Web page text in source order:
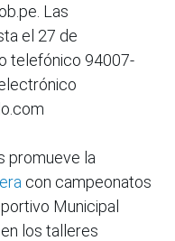
Las
el 27 de
telefónico 94007-
promueve la
con campeonatos
Municipal
los talleres